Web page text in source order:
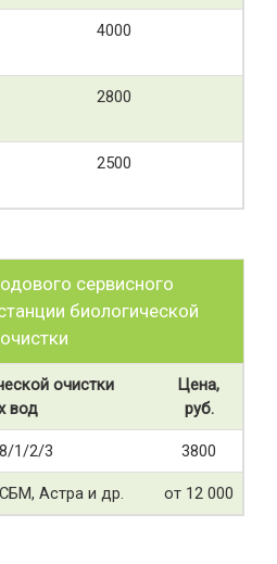
4000
2800
2500
сервисного
биологической
очистки
очистки
вод
Цена,
руб.
1/2/3 3800
Астра и др. от 12 000